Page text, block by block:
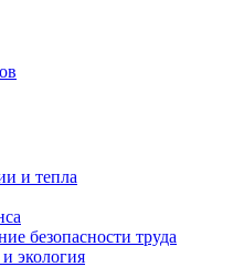
и тепла
безопасности труда
экология